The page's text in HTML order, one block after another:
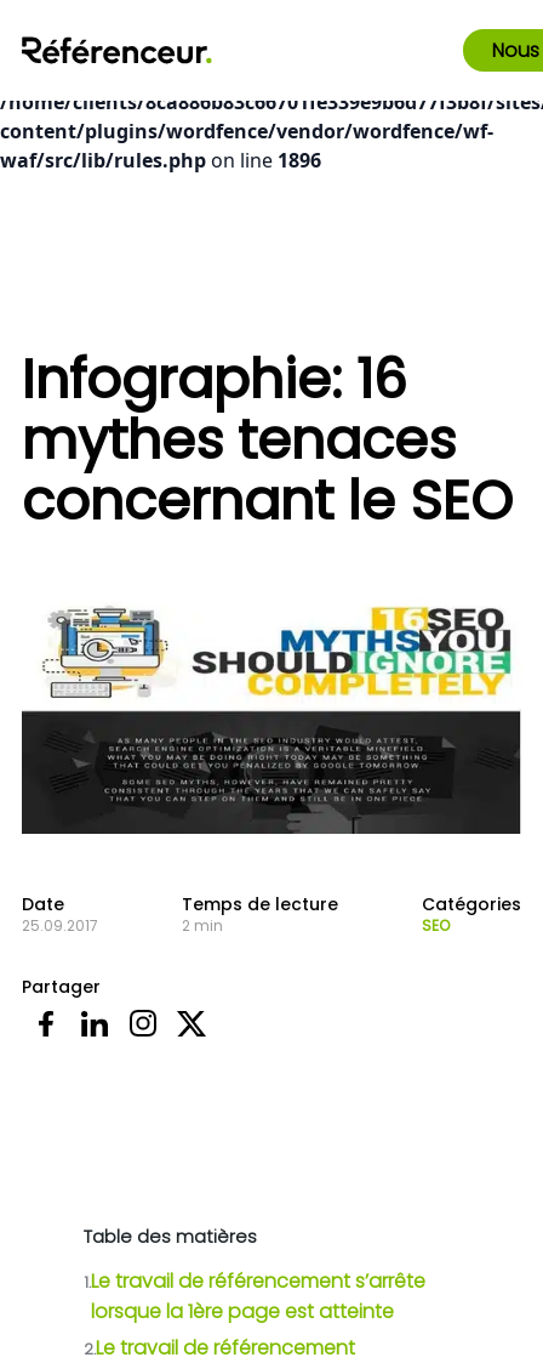
Deprecated: preg_replace(): Passing null to parameter #3
($subject) of type array|string is deprecated in
/home/clients/8ca886b83c66701fe339e9b6d77f3b8f/
content/plugins/wordfence/vendor/wordfence/wf-
waf/src/lib/rules.phpon line 1896
Infographie: 16
mythes tenaces
concernant le SEO
Date
25.09.2017
Temps de lecture
2 min
Catégories
SEO
Partager
Table des matières
1.Le travail de référencement s’arrête
lorsque la 1ère page est atteinte
2.Le travail de référencement